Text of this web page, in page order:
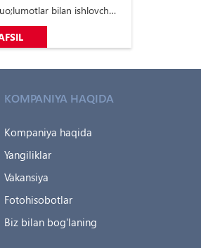
bilan ishlovchi
tavsiya etiladi. Uning ishi
tranzaksiyalarni himoya
KOMPANIYA HAQIDA
Kompaniya haqida
Yangiliklar
Vakansiya
Fotohisobotlar
Biz bilan bog'laning